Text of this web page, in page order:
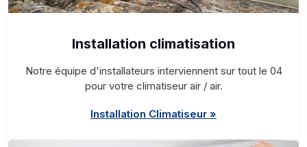
Installation climatisation
Notre équipe d'installateurs interviennent sur tout le 04
pour votre climatiseur air / air.
Installation Climatiseur »